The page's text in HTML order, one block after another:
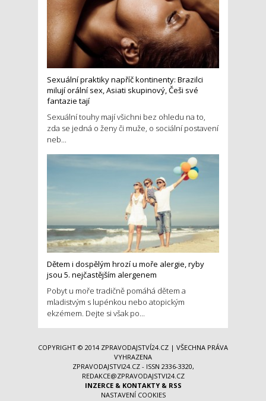
Sexuální praktiky napříč kontinenty: Brazilci
milují orální sex, Asiati skupinový, Češi své
fantazie tají
Sexuální touhy mají všichni bez ohledu na to,
zda se jedná o ženy či muže, o sociální postavení
neb...
Dětem i dospělým hrozí u moře alergie, ryby
jsou 5. nejčastějším alergenem
Pobyt u moře tradičně pomáhá dětem a
mladistvým s lupénkou nebo atopickým
ekzémem. Dejte si však po...
COPYRIGHT © 2014 ZPRAVODAJSTVÍ24.CZ | VŠECHNA PRÁVA
VYHRAZENA
ZPRAVODAJSTVI24.CZ - ISSN 2336-3320,
REDAKCE@ZPRAVODAJSTVI24.CZ
INZERCE& KONTAKTY& RSS
NASTAVENÍ COOKIES